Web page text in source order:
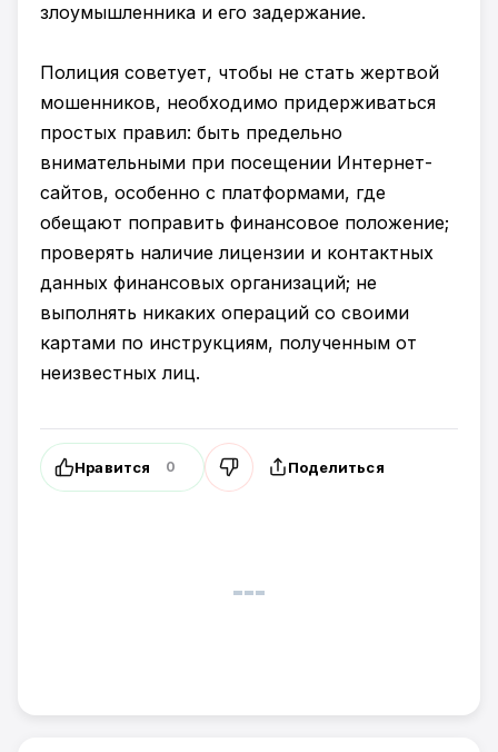
злоумышленника и его задержание.
Полиция советует, чтобы не стать жертвой
мошенников, необходимо придерживаться
простых правил: быть предельно
внимательными при посещении Интернет-
сайтов, особенно с платформами, где
обещают поправить финансовое положение;
проверять наличие лицензии и контактных
данных финансовых организаций; не
выполнять никаких операций со своими
картами по инструкциям, полученным от
неизвестных лиц.
Нравится 0 Поделиться